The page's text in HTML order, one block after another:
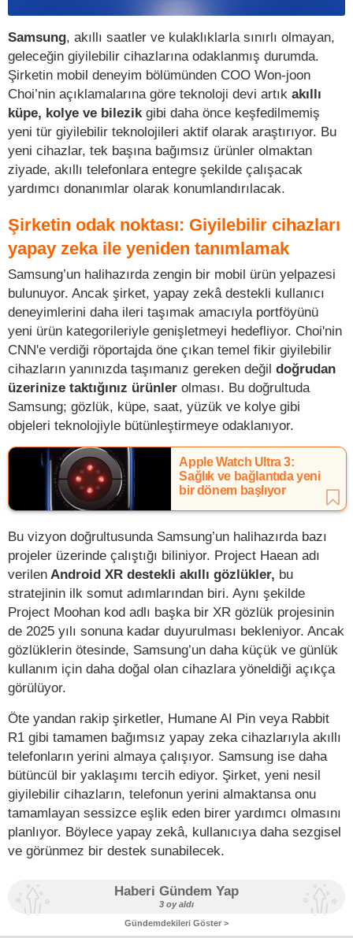
Samsung, akıllı saatler ve kulaklıklarla sınırlı olmayan,
geleceğin giyilebilir cihazlarına odaklanmış durumda.
Şirketin mobil deneyim bölümünden COO Won-joon
Choi’nin açıklamalarına göre teknoloji devi artık akıllı
küpe, kolye ve bilezik gibi daha önce keşfedilmemiş
yeni tür giyilebilir teknolojileri aktif olarak araştırıyor. Bu
yeni cihazlar, tek başına bağımsız ürünler olmaktan
ziyade, akıllı telefonlara entegre şekilde çalışacak
yardımcı donanımlar olarak konumlandırılacak.
Şirketin odak noktası: Giyilebilir cihazları
yapay zeka ile yeniden tanımlamak
Samsung’un halihazırda zengin bir mobil ürün yelpazesi
bulunuyor. Ancak şirket, yapay zekâ destekli kullanıcı
deneyimlerini daha ileri taşımak amacıyla portföyünü
yeni ürün kategorileriyle genişletmeyi hedefliyor. Choi'nin
CNN'e verdiği röportajda öne çıkan temel fikir giyilebilir
cihazların yanınızda taşımanız gereken değil doğrudan
üzerinize taktığınız ürünler olması. Bu doğrultuda
Samsung; gözlük, küpe, saat, yüzük ve kolye gibi
objeleri teknolojiyle bütünleştirmeye odaklanıyor.
Apple Watch Ultra 3:
Sağlık ve bağlantıda yeni
bir dönem başlıyor
Bu vizyon doğrultusunda Samsung’un halihazırda bazı
projeler üzerinde çalıştığı biliniyor. Project Haean adı
verilen Android XR destekli akıllı gözlükler, bu
stratejinin ilk somut adımlarından biri. Aynı şekilde
Project Moohan kod adlı başka bir XR gözlük projesinin
de 2025 yılı sonuna kadar duyurulması bekleniyor. Ancak
gözlüklerin ötesinde, Samsung’un daha küçük ve günlük
kullanım için daha doğal olan cihazlara yöneldiği açıkça
görülüyor.
Öte yandan rakip şirketler, Humane AI Pin veya Rabbit
R1 gibi tamamen bağımsız yapay zeka cihazlarıyla akıllı
telefonların yerini almaya çalışıyor. Samsung ise daha
bütüncül bir yaklaşımı tercih ediyor. Şirket, yeni nesil
giyilebilir cihazların, telefonun yerini almaktansa onu
tamamlayan sessizce eşlik eden birer yardımcı olmasını
planlıyor. Böylece yapay zekâ, kullanıcıya daha sezgisel
ve görünmez bir destek sunabilecek.
Haberi Gündem Yap
3 oy aldı
Gündemdekileri Göster >